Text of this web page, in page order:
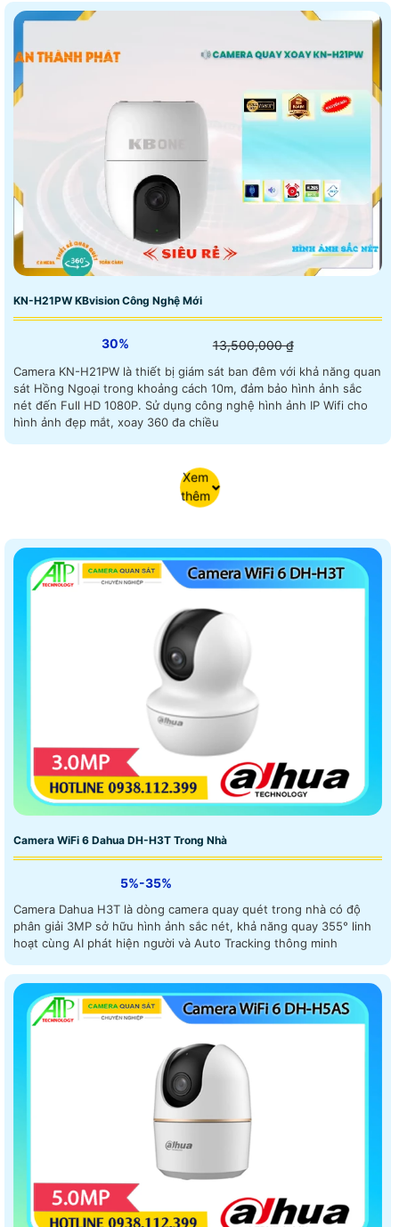
KN-H21PW KBvision Công Nghệ Mới
30% 13,500,000 ₫
Camera KN-H21PW là thiết bị giám sát ban đêm với khả năng quan
sát Hồng Ngoại trong khoảng cách 10m, đảm bảo hình ảnh sắc
nét đến Full HD 1080P. Sử dụng công nghệ hình ảnh IP Wifi cho
hình ảnh đẹp mắt, xoay 360 đa chiều
Xem
thêm
Camera WiFi 6 Dahua DH-H3T Trong Nhà
5%-35%
Camera Dahua H3T là dòng camera quay quét trong nhà có độ
phân giải 3MP sở hữu hình ảnh sắc nét, khả năng quay 355° linh
hoạt cùng AI phát hiện người và Auto Tracking thông minh